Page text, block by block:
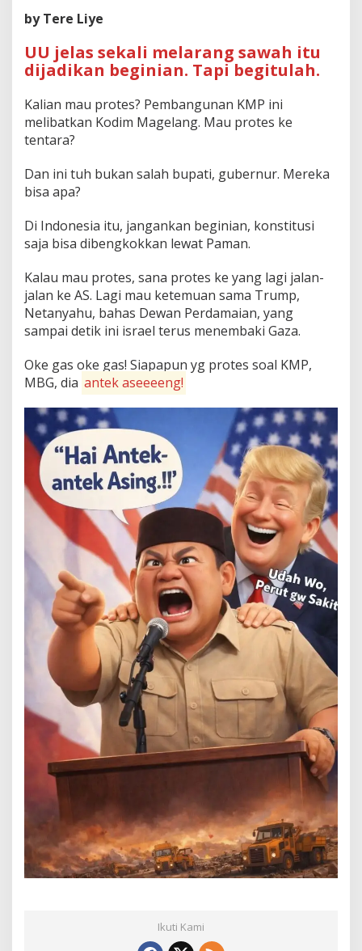
by Tere Liye
UU jelas sekali melarang sawah itu
dijadikan beginian. Tapi begitulah.
Kalian mau protes? Pembangunan KMP ini
melibatkan Kodim Magelang. Mau protes ke
tentara?
Dan ini tuh bukan salah bupati, gubernur. Mereka
bisa apa?
Di Indonesia itu, jangankan beginian, konstitusi
saja bisa dibengkokkan lewat Paman.
Kalau mau protes, sana protes ke yang lagi jalan-
jalan ke AS. Lagi mau ketemuan sama Trump,
Netanyahu, bahas Dewan Perdamaian, yang
sampai detik ini israel terus menembaki Gaza.
Oke gas oke gas! Siapapun yg protes soal KMP,
MBG, dia antek aseeeeng!
Ikuti Kami